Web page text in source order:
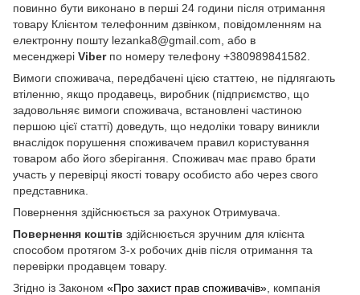
повинно бути виконано в перші 24 години після отримання
товару Клієнтом телефонним дзвінком, повідомленням на
електронну пошту lezanka8@gmail.com, або в
месенджері Viberпо номеру телефону +380989841582.
Вимоги споживача, передбачені цією статтею, не підлягають
втіленню, якщо продавець, виробник (підприємство, що
задовольняє вимоги споживача, встановлені частиною
першою цієї статті) доведуть, що недоліки товару виникли
внаслідок порушення споживачем правил користування
товаром або його зберігання. Споживач має право брати
участь у перевірці якості товару особисто або через свого
представника.
Повернення здійснюється за рахунок Отримувача.
Повернення коштів здійснюється зручним для клієнта
способом протягом 3-х робочих днів після отримання та
перевірки продавцем товару.
Згідно із Законом «Про захист прав споживачів» , компанія